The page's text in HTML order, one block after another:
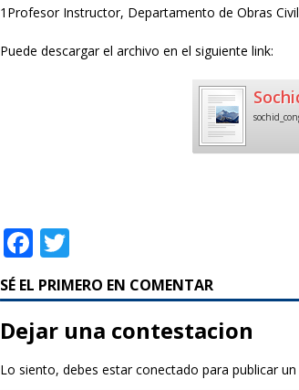
1Profesor Instructor, Departamento de Obras
Puede descargar el archivo en el siguiente link:
F
a
c
e
b
w
it
te
r
SÉ EL PRIMERO EN COMENTAR
Dejar una contestacion
Lo siento, debes estarconectado para publicar